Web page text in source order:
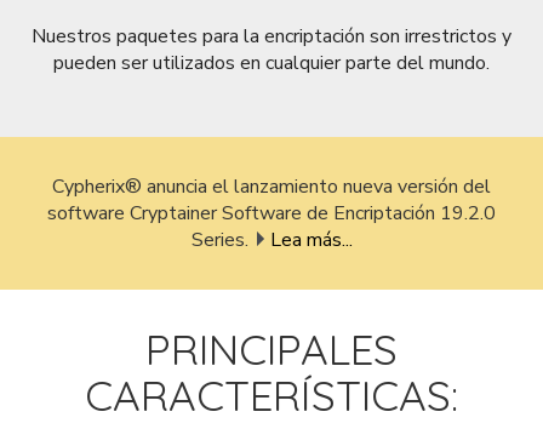
Nuestros paquetes para la encriptación son irrestrictos y
pueden ser utilizados en cualquier parte del mundo.
Cypherix® anuncia el lanzamiento nueva versión del
software Cryptainer Software de Encriptación 19.2.0
Series.
Lea más...
PRINCIPALES
CARACTERÍSTICAS: